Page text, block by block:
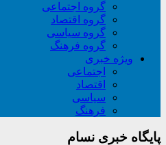
گروه اجتماعی
گروه اقتصاد
گروه سیاسی
گروه فرهنگ
ویژه خبری
اجتماعی
اقتصاد
سیاسی
فرهنگ
پایگاه خبری نسام